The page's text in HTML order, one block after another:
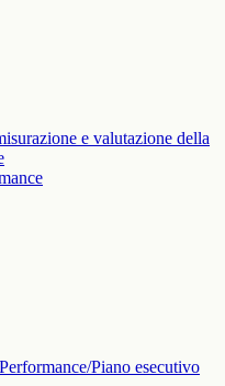
e valutazione della
Piano esecutivo